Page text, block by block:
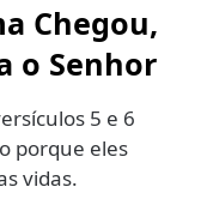
Chegou,
o Senhor
5 e 6
porque eles
vidas.